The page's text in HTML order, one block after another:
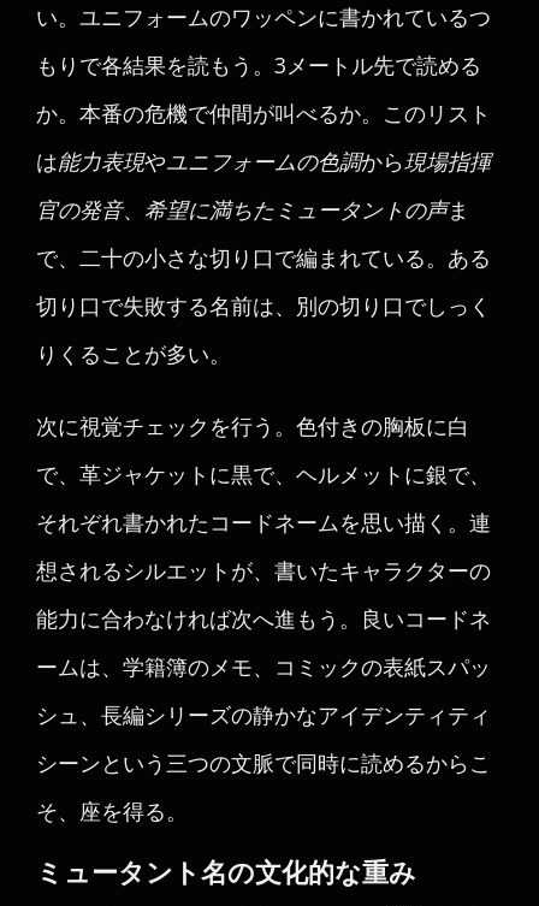
い。ユニフォームのワッペンに書かれているつ
もりで各結果を読もう。3メートル先で読める
か。本番の危機で仲間が叫べるか。このリスト
は能力表現やユニフォームの色調から現場指揮
官の発音、 希望に満ちたミュータントの声ま
で、二十の小さな切り口で編まれている。ある
切り口で失敗する名前は、別の切り口でしっく
りくることが多い。
次に視覚チェックを行う。色付きの胸板に白
で、革ジャケットに黒で、ヘルメットに銀で、
それぞれ書かれたコードネームを思い描く。連
想されるシルエットが、書いたキャラクターの
能力に合わなければ次へ進もう。良いコードネ
ームは、学籍簿のメモ、コミックの表紙スパッ
シュ、長編シリーズの静かなアイデンティティ
シーンという三つの文脈で同時に読めるからこ
そ、座を得る。
ミュータント名の文化的な重み